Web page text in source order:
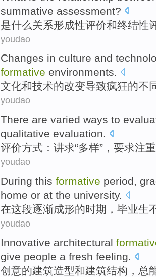
summative assessment?
是什么关系形成性评价和终结性
youdao
Changes in culture and
formative environments.
文化和技术的改变导致疯狂的不
youdao
There are varied ways to
qualitative evaluation.
评价方式：讲求“多样”，要求注重
youdao
During this formative period,
home or at the university.
在这段逐渐成形的时期 ， 毕业生
youdao
Innovative architectural
give people a fresh feeling.
创意的建筑造型和建筑结构 ， 总